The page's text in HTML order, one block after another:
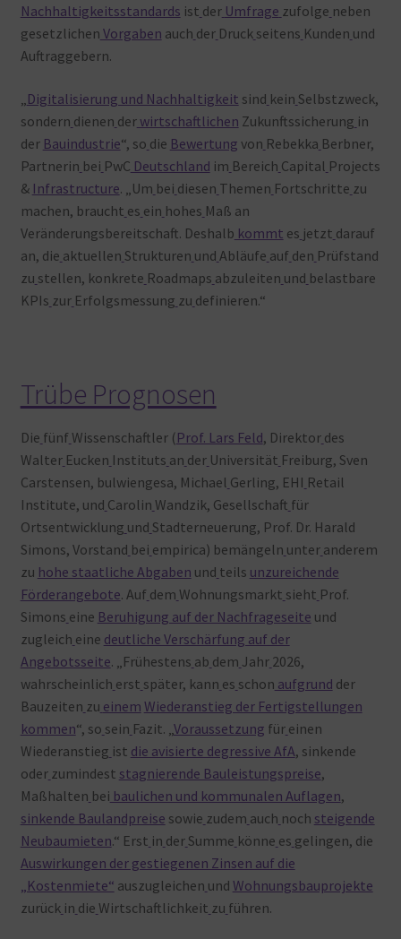
Nachhaltigkeitsstandards ist der Umfrage zufolge neben
gesetzlichen Vorgaben auch der Druck seitens Kunden und
Auftraggebern.
Digitalisierung und Nachhaltigkeit sind kein Selbstzweck,
sondern dienen derwirtschaftlichen Zukunftssicherung in
der Bauindustrie“, so die Bewertung von Rebekka Berbner,
Partnerin bei PwC Deutschland im Bereich Capital Projects
& Infrastructure. „Um bei diesen Themen Fortschritte zu
machen, braucht es ein hohes Maß an
Veränderungsbereitschaft. Deshalb kommt es jetzt darauf
an, die aktuellen Strukturen und Abläufe auf den Prüfstand
zu stellen, konkrete Roadmaps abzuleiten und belastbare
KPIs zur Erfolgsmessung zu definieren.“
Trübe Prognosen
Die fünf Wissenschaftler ( Prof. Lars Feld, Direktor des
Walter Eucken Instituts an der Universität Freiburg, Sven
Carstensen, bulwiengesa, Michael Gerling, EHI Retail
Institute, und Carolin Wandzik, Gesellschaft für
Ortsentwicklung und Stadterneuerung, Prof. Dr. Harald
Simons, Vorstand bei empirica) bemängeln unter anderem
zu hohe staatliche Abgaben und teils unzureichende
Förderangebote. Auf dem Wohnungsmarkt sieht Prof.
Simons eine Beruhigung auf der Nachfrageseite und
zugleich eine deutliche Verschärfung auf der
Angebotsseite. „Frühestens ab dem Jahr 2026,
wahrscheinlich erst später, kann es schon aufgrund der
Bauzeiten zu einem Wiederanstieg der Fertigstellungen
kommen“, so sein Fazit. „Voraussetzung für einen
Wiederanstieg ist die avisierte degressive AfA, sinkende
oder zumindest stagnierende Bauleistungspreise,
Maßhalten bei baulichen und kommunalen Auflagen,
sinkende Baulandpreise sowie zudem auch noch steigende
Neubaumieten.“ Erst in der Summe könne es gelingen, die
Auswirkungen der gestiegenen Zinsen auf die
„Kostenmiete“ auszugleichen und Wohnungsbauprojekte
zurück in die Wirtschaftlichkeit zu führen.